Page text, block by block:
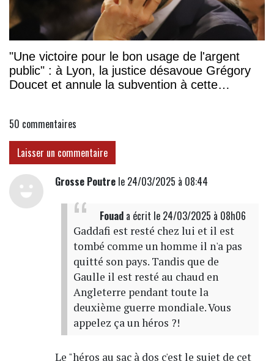
"Une victoire pour le bon usage de l'argent
public" : à Lyon, la justice désavoue Grégory
Doucet et annule la subvention à cette
50 commentaires
Laisser un commentaire
Grosse Poutrele 24/03/2025 à 08:44
Fouada écrit le 24/03/2025 à 08h06
Gaddafi est resté chez lui et il est
tombé comme un homme il n'a pas
quitté son pays. Tandis que de
Gaulle il est resté au chaud en
Angleterre pendant toute la
deuxième guerre mondiale. Vous
appelez ça un héros ?!
Le "héros au sac à dos c'est le sujet de cet